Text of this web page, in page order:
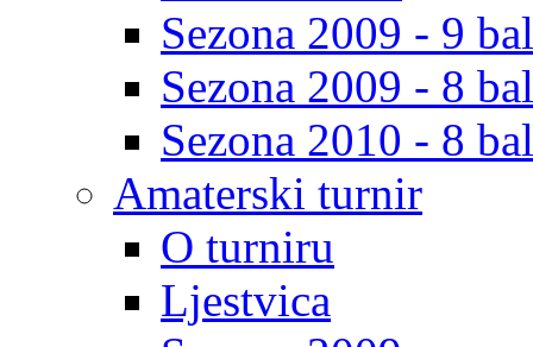
Sezona 2009 - 9
Sezona 2009 - 8
Sezona 2010 - 8
Amaterski turnir
O turniru
Ljestvica